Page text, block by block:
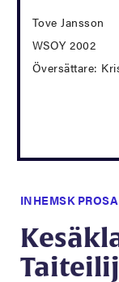
Tove Jansson
WSOY 2002
Översättare:
INHEMSK PROSA